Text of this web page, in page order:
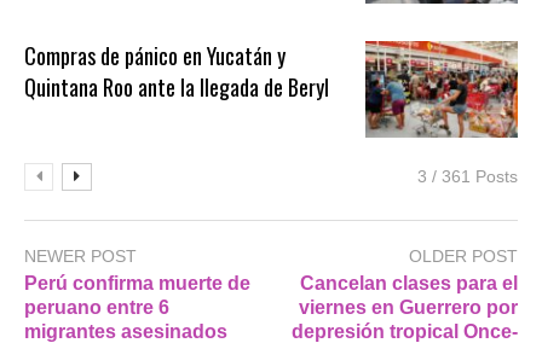
Compras de pánico en Yucatán y
Quintana Roo ante la llegada de Beryl
3 / 361 Posts
NEWER POST
Perú confirma muerte de
peruano entre 6
migrantes asesinados
OLDER POST
Cancelan clases para el
viernes en Guerrero por
depresión tropical Once-